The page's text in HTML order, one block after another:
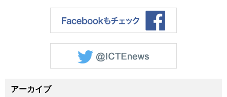
アーカイブ